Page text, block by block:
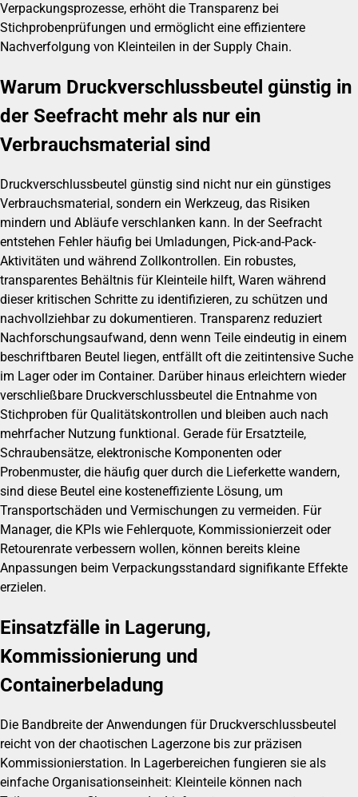
Verpackungsprozesse, erhöht die Transparenz bei
Stichprobenprüfungen und ermöglicht eine effizientere
Nachverfolgung von Kleinteilen in der Supply Chain.
Warum Druckverschlussbeutel günstig in
der Seefracht mehr als nur ein
Verbrauchsmaterial sind
Druckverschlussbeutel günstig sind nicht nur ein günstiges
Verbrauchsmaterial, sondern ein Werkzeug, das Risiken
mindern und Abläufe verschlanken kann. In der Seefracht
entstehen Fehler häufig bei Umladungen, Pick-and-Pack-
Aktivitäten und während Zollkontrollen. Ein robustes,
transparentes Behältnis für Kleinteile hilft, Waren während
dieser kritischen Schritte zu identifizieren, zu schützen und
nachvollziehbar zu dokumentieren. Transparenz reduziert
Nachforschungsaufwand, denn wenn Teile eindeutig in einem
beschriftbaren Beutel liegen, entfällt oft die zeitintensive Suche
im Lager oder im Container. Darüber hinaus erleichtern wieder
verschließbare Druckverschlussbeutel die Entnahme von
Stichproben für Qualitätskontrollen und bleiben auch nach
mehrfacher Nutzung funktional. Gerade für Ersatzteile,
Schraubensätze, elektronische Komponenten oder
Probenmuster, die häufig quer durch die Lieferkette wandern,
sind diese Beutel eine kosteneffiziente Lösung, um
Transportschäden und Vermischungen zu vermeiden. Für
Manager, die KPIs wie Fehlerquote, Kommissionierzeit oder
Retourenrate verbessern wollen, können bereits kleine
Anpassungen beim Verpackungsstandard signifikante Effekte
erzielen.
Einsatzfälle in Lagerung,
Kommissionierung und
Containerbeladung
Die Bandbreite der Anwendungen für Druckverschlussbeutel
reicht von der chaotischen Lagerzone bis zur präzisen
Kommissionierstation. In Lagerbereichen fungieren sie als
einfache Organisationseinheit: Kleinteile können nach